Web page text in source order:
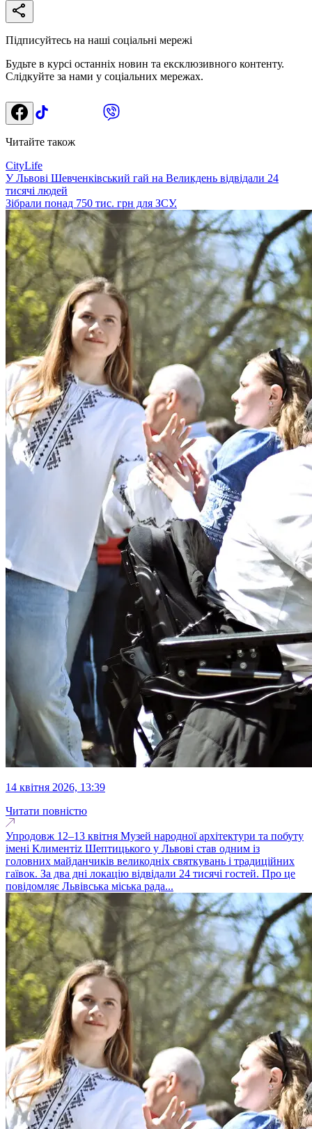
Підписуйтесь на наші соціальні мережі
Будьте в курсі останніх новин та ексклюзивного контенту.
Слідкуйте за нами у соціальних мережах.
Читайте також
CityLife
У Львові Шевченківський гай на Великдень відвідали 24
тисячі людей
Зібрали понад 750 тис. грн для ЗСУ.
14 квітня 2026, 13:39
Читати повністю
Упродовж 12–13 квітня Музей народної архітектури та побуту
імені Климентіz Шептицького у Львові став одним із
головних майданчиків великодніх святкувань і традиційних
гаївок. За два дні локацію відвідали 24 тисячі гостей. Про це
повідомляє Львівська міська рада...